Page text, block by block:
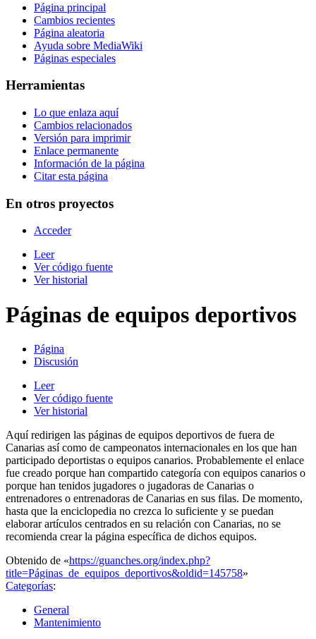
Página principal
Cambios recientes
Página aleatoria
Ayuda sobre MediaWiki
Páginas especiales
Herramientas
Lo que enlaza aquí
Cambios relacionados
Versión para imprimir
Enlace permanente
Información de la página
Citar esta página
En otros proyectos
Acceder
Leer
Ver código fuente
Ver historial
Páginas de equipos deportivos
Página
Discusión
Leer
Ver código fuente
Ver historial
Aquí redirigen las páginas de equipos deportivos de fuera de
Canarias así como de campeonatos internacionales en los que han
participado deportistas o equipos canarios. Probablemente el enlace
fue creado porque han compartido categoría con equipos canarios o
porque han tenidos jugadores o jugadoras de Canarias o
entrenadores o entrenadoras de Canarias en sus filas. De momento,
hasta que la enciclopedia no crezca lo suficiente y se puedan
elaborar artículos centrados en su relación con Canarias, no se
recomienda crear la página específica de dichos equipos.
Obtenido de «https://guanches.org/index.php?
title=Páginas_de_equipos_deportivos&oldid=145758»
Categorías:
General
Mantenimiento